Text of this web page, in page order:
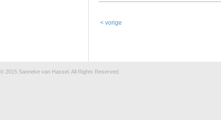
< vorige
© 2015 Sanneke van Hassel . All Rights Reserved.